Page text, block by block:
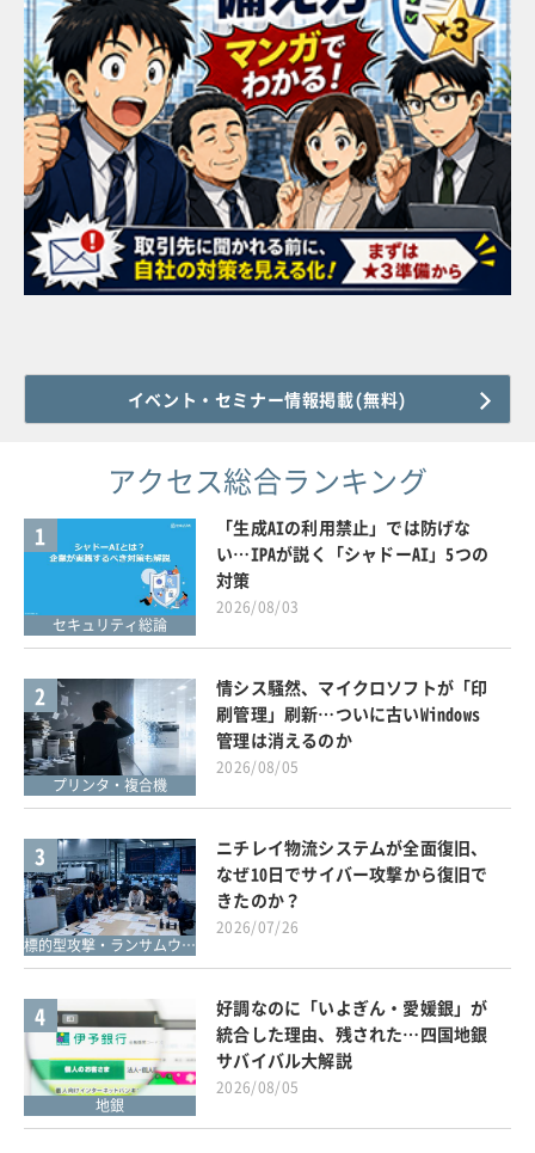
イベント・セミナー情報掲載(無料)
アクセス総合ランキング
1
セキュリティ総論
「生成AIの利用禁止」では防げな
い…IPAが説く「シャドーAI」5つの
対策
2026/08/03
2
プリンタ・複合機
情シス騒然、マイクロソフトが「印
刷管理」刷新…ついに古いWindows
管理は消えるのか
2026/08/05
3
標的型攻撃・ランサムウェア対策
ニチレイ物流システムが全面復旧、
なぜ10日でサイバー攻撃から復旧で
きたのか？
2026/07/26
4
地銀
好調なのに「いよぎん・愛媛銀」が
統合した理由、残された…四国地銀
サバイバル大解説
2026/08/05